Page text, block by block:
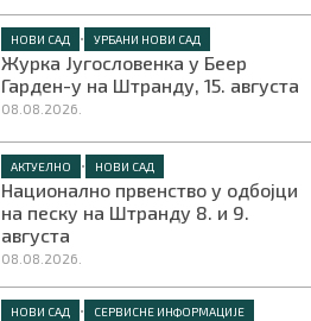
НОВИ САД • УРБАНИ НОВИ САД
Журка Југословенка у Беер
Гарден-у на Штранду, 15. августа
08.08.2026.
АКТУЕЛНО • НОВИ САД
Национално првенство у одбојци
на песку на Штранду 8. и 9.
августа
08.08.2026.
НОВИ САД • СЕРВИСНЕ ИНФОРМАЦИЈЕ